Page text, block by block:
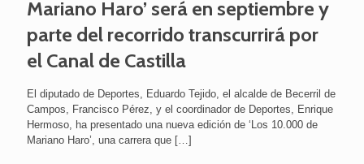
Mariano Haro’ será en septiembre y
parte del recorrido transcurrirá por
el Canal de Castilla
El diputado de Deportes, Eduardo Tejido, el alcalde de Becerril de
Campos, Francisco Pérez, y el coordinador de Deportes, Enrique
Hermoso, ha presentado una nueva edición de ‘Los 10.000 de
Mariano Haro’, una carrera que […]